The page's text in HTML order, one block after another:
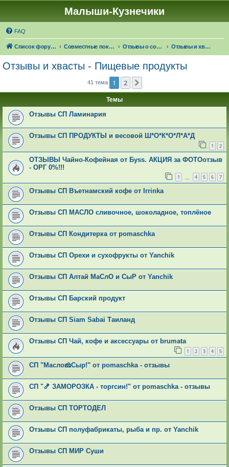
Малыши-Кузнечики
FAQ
Список форумов Совместные покупки "Малыши-Кузнечики" Отзывы о совместных покупках Отзывы и хвасты - Пищевые продукты
Отзывы и хвасты - Пищевые продукты
41 тема 1 2
Темы
Отзывы СП Ламинария
Отзывы СП ПРОДУКТЫ и весовой Ш*О*К*О*Л*А*Д
1 2
ОТЗЫВЫ Чайно-Кофейная от Буss. АКЦИЯ за ФОТОотзыв
- ОРГ 0%!!!
1 4 5 6 7
Отзывы СП Въетнамский кофе от Irrinka
Отзывы СП МАСЛО сливочное, шоколадное, топлёное
Отзывы СП Кондитерка от pomaschka
Отзывы СП Орехи и сухофрукты от Yanchik
Отзывы СП Алтай МаСлО и СыР от Yanchik
Отзывы СП Барский продукт
Отзывы СП Siam Sabai Таиланд
Отзывы СП Чай, кофе и аксессуары от brumata
1 2 3 4 5
СП "Масло🧀Сыр!" от pomaschka - отзывы
СП "🍤 ЗАМОРОЗКА - торгсин!" от pomaschka - отзывы
Отзывы СП ТОРТОДЕЛ
Отзывы СП полуфабрикаты, рыба и пр. от Yanchik
Отзывы СП МИР Суши